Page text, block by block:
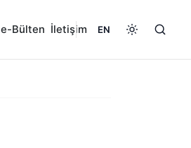
e-Bülten İletişim EN